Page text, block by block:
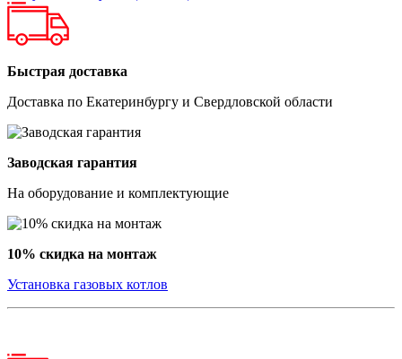
Быстрая доставка
Доставка по Екатеринбургу и Свердловской области
Заводская гарантия
На оборудование и комплектующие
10% скидка на монтаж
Установка газовых котлов